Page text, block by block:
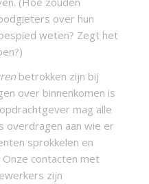
over hun
weten? Zegt het
betrokken zijn bij
over binnenkomen is
mag alle
overdragen aan wie er
sprokkelen en
contacten met
zijn